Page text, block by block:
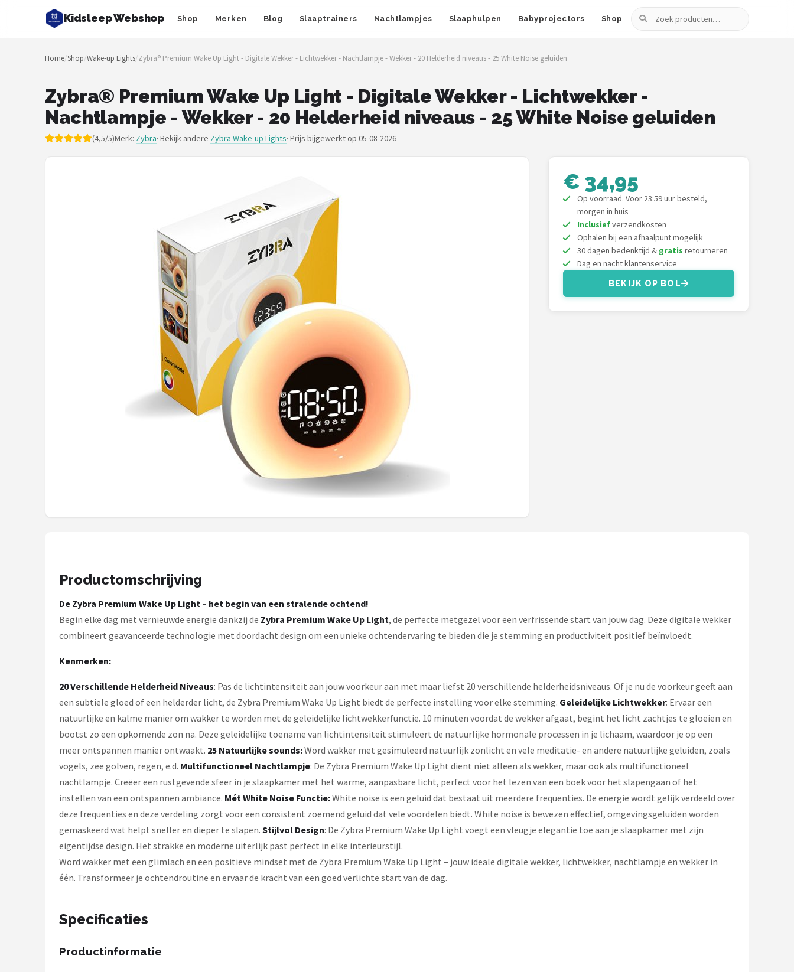
Kidsleep Webshop Shop Merken Blog Slaaptrainers Nachtlampjes Slaaphulpen Babyprojectors Shop
Zoeken
Zoeken
NAVIGATIE
Merken
Alle merken →
Home/Shop/Wake-up Lights/Zybra® Premium Wake Up Light - Digitale Wekker - Lichtwekker - Nachtlampje - Wekker - 20 Helderheid niveaus - 25 White Noise geluiden
Zybra® Premium Wake Up Light - Digitale Wekker - Lichtwekker -
Nachtlampje - Wekker - 20 Helderheid niveaus - 25 White Noise geluiden
(4,5/5)Merk: Zybra· Bekijk andere Zybra Wake-up Lights· Prijs bijgewerkt op 05-08-2026
€ 34,95
Op voorraad. Voor 23:59 uur besteld,
morgen in huis
Inclusiefverzendkosten
Ophalen bij een afhaalpunt mogelijk
30 dagen bedenktijd & gratis retourneren
Dag en nacht klantenservice
BEKIJK OP BOL
Productomschrijving
De Zybra Premium Wake Up Light – het begin van een stralende ochtend!
Begin elke dag met vernieuwde energie dankzij de Zybra Premium Wake Up Light, de perfecte metgezel voor een verfrissende start van jouw dag. Deze digitale wekker
combineert geavanceerde technologie met doordacht design om een unieke ochtendervaring te bieden die je stemming en productiviteit positief beïnvloedt.
Kenmerken:
20 Verschillende Helderheid Niveaus: Pas de lichtintensiteit aan jouw voorkeur aan met maar liefst 20 verschillende helderheidsniveaus. Of je nu de voorkeur geeft aan
een subtiele gloed of een helderder licht, de Zybra Premium Wake Up Light biedt de perfecte instelling voor elke stemming. Geleidelijke Lichtwekker: Ervaar een
natuurlijke en kalme manier om wakker te worden met de geleidelijke lichtwekkerfunctie. 10 minuten voordat de wekker afgaat, begint het licht zachtjes te gloeien en
bootst zo een opkomende zon na. Deze geleidelijke toename van lichtintensiteit stimuleert de natuurlijke hormonale processen in je lichaam, waardoor je op een
meer ontspannen manier ontwaakt. 25 Natuurlijke sounds:Word wakker met gesimuleerd natuurlijk zonlicht en vele meditatie- en andere natuurlijke geluiden, zoals
vogels, zee golven, regen, e.d. Multifunctioneel Nachtlampje: De Zybra Premium Wake Up Light dient niet alleen als wekker, maar ook als multifunctioneel
nachtlampje. Creëer een rustgevende sfeer in je slaapkamer met het warme, aanpasbare licht, perfect voor het lezen van een boek voor het slapengaan of het
instellen van een ontspannen ambiance. Mét White Noise Functie:White noise is een geluid dat bestaat uit meerdere frequenties. De energie wordt gelijk verdeeld over
deze frequenties en deze verdeling zorgt voor een consistent zoemend geluid dat vele voordelen biedt. White noise is bewezen effectief, omgevingsgeluiden worden
gemaskeerd wat helpt sneller en dieper te slapen. Stijlvol Design: De Zybra Premium Wake Up Light voegt een vleugje elegantie toe aan je slaapkamer met zijn
eigentijdse design. Het strakke en moderne uiterlijk past perfect in elke interieurstijl.
Word wakker met een glimlach en een positieve mindset met de Zybra Premium Wake Up Light – jouw ideale digitale wekker, lichtwekker, nachtlampje en wekker in
één. Transformeer je ochtendroutine en ervaar de kracht van een goed verlichte start van de dag.
Specificaties
Productinformatie